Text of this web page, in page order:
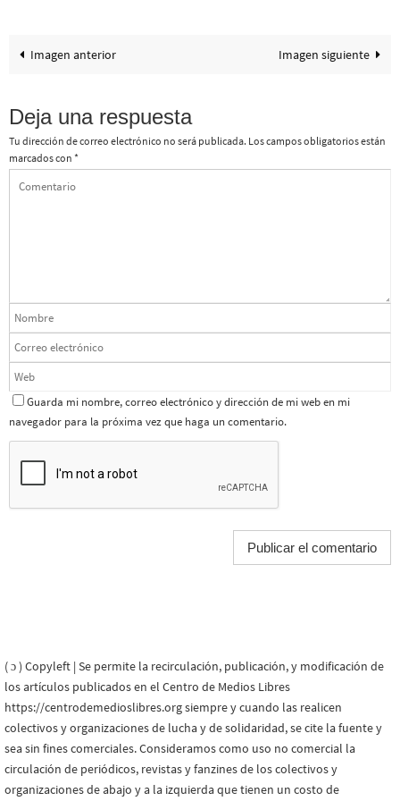
Imagen anterior Imagen siguiente
Deja una respuesta
Tu dirección de correo electrónico no será publicada. Los campos obligatorios están
marcados con *
Guarda mi nombre, correo electrónico y dirección de mi web en mi
navegador para la próxima vez que haga un comentario.
( ɔ ) Copyleft | Se permite la recirculación, publicación, y modificación de
los artículos publicados en el Centro de Medios Libres
https://centrodemedioslibres.org siempre y cuando las realicen
colectivos y organizaciones de lucha y de solidaridad, se cite la fuente y
sea sin fines comerciales. Consideramos como uso no comercial la
circulación de periódicos, revistas y fanzines de los colectivos y
organizaciones de abajo y a la izquierda que tienen un costo de